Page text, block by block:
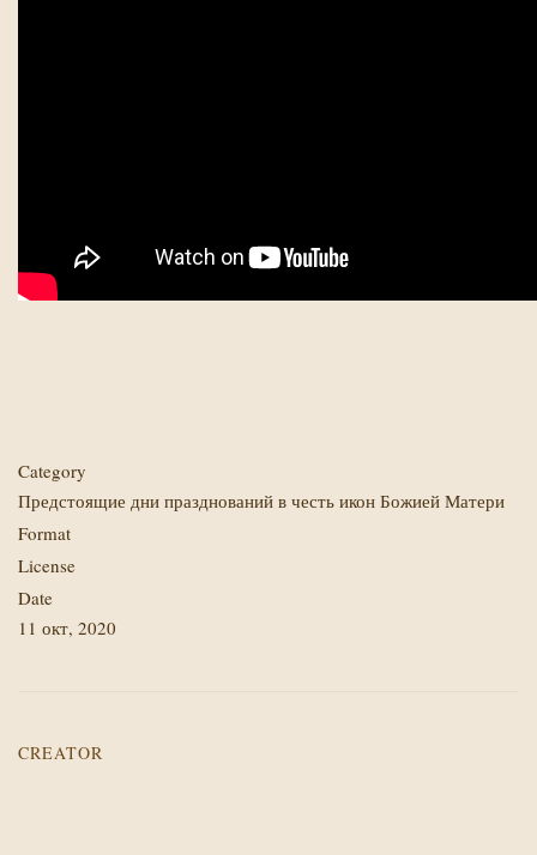
Category
Предстоящие дни празднований в честь икон Божией Матери
Format
License
Date
11 окт, 2020
CREATOR